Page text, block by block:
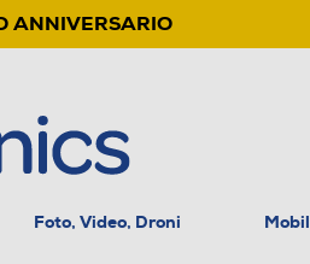
ANNIVERSARIO
Foto, Video, Droni